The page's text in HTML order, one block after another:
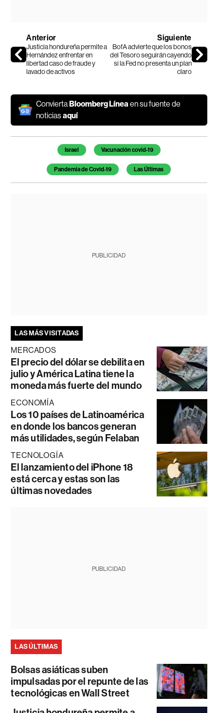
Anterior
Justicia hondureña permite a
Hernández enfrentar en
libertad caso de fraude y
lavado de activos
Siguiente
BofA advierte que los bonos
del Tesoro seguirán cayendo
si la Fed no presenta un plan
claro
ConviertaBloomberg Línea en su fuente de
noticiasaquí
Temas de este artículo
Israel Vacunación covid-19
Pandemia de Covid-19 Las Últimas
PUBLICIDAD
LAS MÁS VISITADAS
MERCADOS
El precio del dólar se debilita en
julio y América Latina tiene la
moneda más fuerte del mundo
ECONOMÍA
Los 10 países de Latinoamérica
en donde los bancos generan
más utilidades, según Felaban
TECNOLOGÍA
El lanzamiento del iPhone 18
está cerca y estas son las
últimas novedades
PUBLICIDAD
LAS ÚLTIMAS
Bolsas asiáticas suben
impulsadas por el repunte de las
tecnológicas en Wall Street